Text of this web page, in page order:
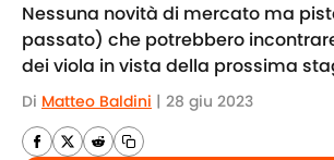
Nessuna novità di mercato ma
passato) che potrebbero
dei viola in vista della prossima
Di Matteo Baldini | 28 giu 2023